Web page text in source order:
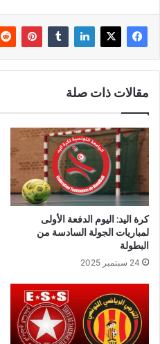
مقالات ذات صلة
كرة اليد: اليوم الدفعة الأولى
لمباريات الجولة السادسة من
البطولة
24 سبتمبر 2025